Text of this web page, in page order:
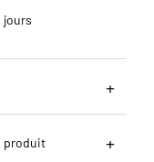
06
jours
produit